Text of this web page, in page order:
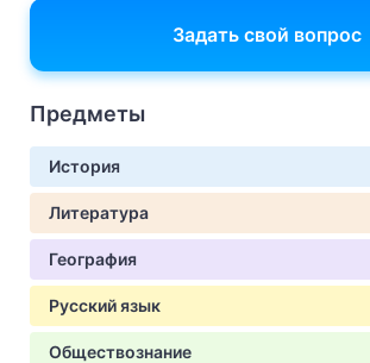
Задать свой вопрос
Предметы
История
Литература
География
Русский язык
Обществознание